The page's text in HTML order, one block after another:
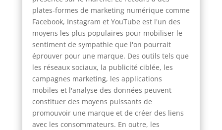
plates-formes de marketing numérique comme
Facebook, Instagram et YouTube est l'un des
moyens les plus populaires pour mobiliser le
sentiment de sympathie que l'on pourrait
éprouver pour une marque. Des outils tels que
les réseaux sociaux, la publicité ciblée, les
campagnes marketing, les applications
mobiles et l'analyse des données peuvent
constituer des moyens puissants de
promouvoir une marque et de créer des liens
avec les consommateurs. En outre, les